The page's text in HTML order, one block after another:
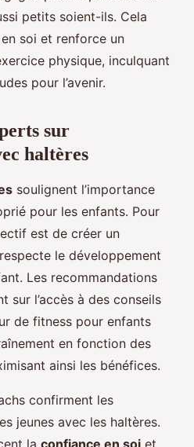
petits soient-ils. Cela
soi et renforce un
physique, inculquant
pour l’avenir.
sur
haltères
soulignent l’importance
pour les enfants. Pour
est de créer un
le développement
Les recommandations
sur l’accès à des conseils
de fitness pour enfants
en fonction des
ainsi les bénéfices.
confirment les
jeunes avec les haltères.
la confiance en soi et